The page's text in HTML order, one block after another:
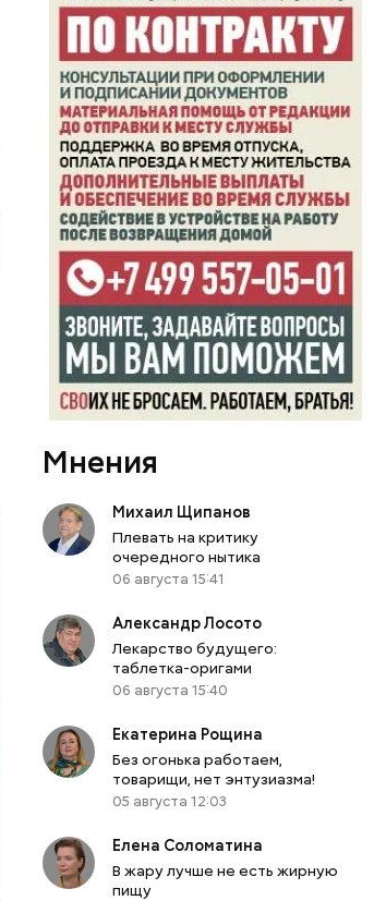
Мнения
Михаил Щипанов
Плевать на критику
очередного нытика
06 августа 15:41
Александр Лосото
Лекарство будущего:
таблетка-оригами
06 августа 15:40
Екатерина Рощина
Без огонька работаем,
товарищи, нет энтузиазма!
05 августа 12:03
Елена Соломатина
В жару лучше не есть жирную
пищу